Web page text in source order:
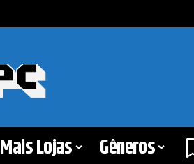
Mais Lojas Gêneros